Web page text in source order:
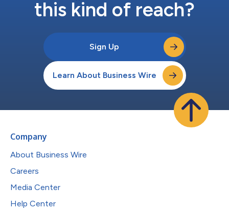
this kind of reach?
Sign Up
Learn About Business Wire
Company
About Business Wire
Careers
Media Center
Help Center